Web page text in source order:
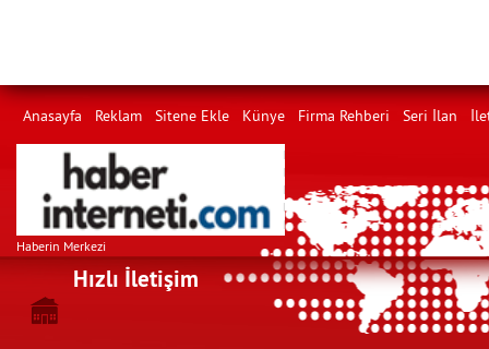
Anasayfa Reklam Sitene Ekle Künye Firma Rehberi Seri İlan
Haberin Merkezi
Hızlı İletişim